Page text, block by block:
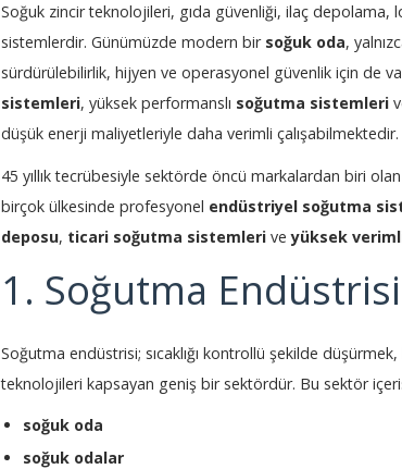
Soğuk zincir teknolojileri, gıda güvenliği, ilaç
sistemlerdir. Günümüzde modern bir soğuk oda,
sürdürülebilirlik, hijyen ve operasyonel güvenlik için de
sistemleri, yüksek performanslı soğutma sistemleri
düşük enerji maliyetleriyle daha verimli çalışabilmektedir.
45 yıllık tecrübesiyle sektörde öncü markalardan biri olan
birçok ülkesinde profesyonel endüstriyel soğutma
deposu, ticari soğutma sistemleri veyüksek
1. Soğutma
Soğutma endüstrisi; sıcaklığı kontrollü şekilde
teknolojileri kapsayan geniş bir sektördür. Bu sektör
soğuk oda
soğuk odalar